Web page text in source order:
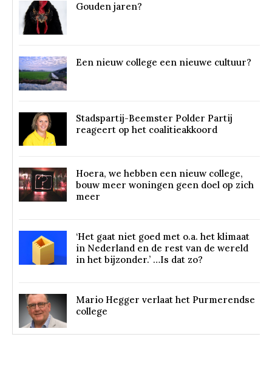
Gouden jaren?
Een nieuw college een nieuwe cultuur?
Stadspartij-Beemster Polder Partij
reageert op het coalitieakkoord
Hoera, we hebben een nieuw college,
bouw meer woningen geen doel op zich
meer
‘Het gaat niet goed met o.a. het klimaat
in Nederland en de rest van de wereld
in het bijzonder.’ …Is dat zo?
Mario Hegger verlaat het Purmerendse
college